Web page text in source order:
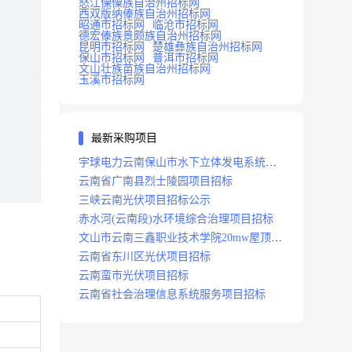
怒江傈僳族自治州招标网
西双版纳傣族自治州招标网
昭通市招标网
临沧市招标网
德宏傣族景颇族自治州招标网
昆明市招标网
楚雄彝族自治州招标网
保山市招标网
普洱市招标网
文山壮族苗族自治州招标网
玉溪市招标网
最新采购项目
宇球电力云南保山市水下立体发电系统项
目招标
云南省广南县烈士陵园项目招标
三峡云南光伏项目招标公示
赤水河(云南段)水环境综合治理项目招标
文山市云南三鑫职业技术学院20mw屋顶分
布式光伏设计施工总承包(epc)项目招标
云南省东川区光伏项目招标
云南蛮市光伏项目招标
云南省社会治理信息系统服务项目招标